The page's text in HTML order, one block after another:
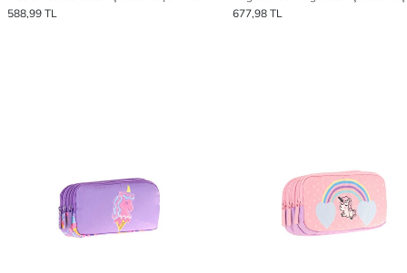
588,99 TL
677,98 TL